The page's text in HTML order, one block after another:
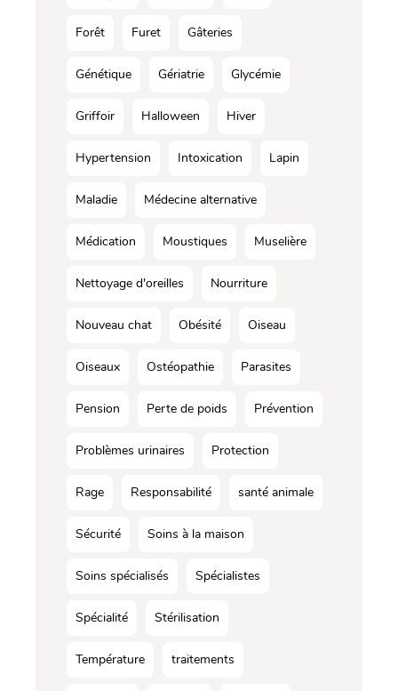
Forêt Furet Gâteries
Génétique Gériatrie Glycémie
Griffoir Halloween Hiver
Hypertension Intoxication Lapin
Maladie Médecine alternative
Médication Moustiques Muselière
Nettoyage d'oreilles Nourriture
Nouveau chat Obésité Oiseau
Oiseaux Ostéopathie Parasites
Pension Perte de poids Prévention
Problèmes urinaires Protection
Rage Responsabilité santé animale
Sécurité Soins à la maison
Soins spécialisés Spécialistes
Spécialité Stérilisation
Température traitements